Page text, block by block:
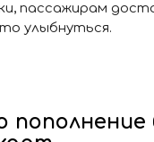
пассажирам
улыбнуться.